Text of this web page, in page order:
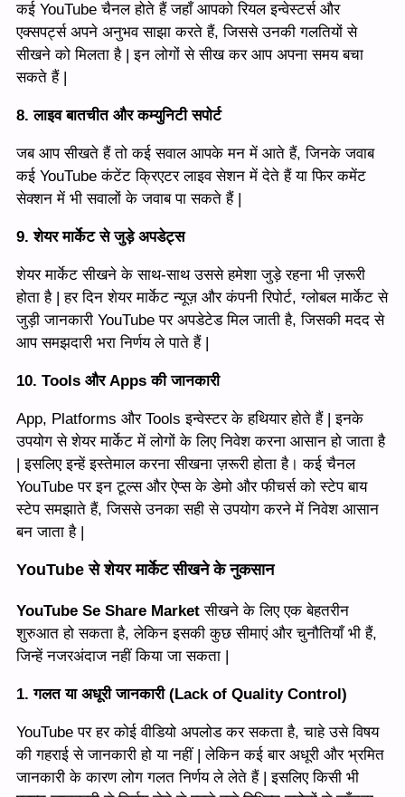
कई YouTube चैनल होते हैं जहाँ आपको रियल इन्वेस्टर्स और
एक्सपर्ट्स अपने अनुभव साझा करते हैं, जिससे उनकी गलतियों से
सीखने को मिलता है | इन लोगों से सीख कर आप अपना समय बचा
सकते हैं |
8. लाइव बातचीत और कम्युनिटी सपोर्ट
जब आप सीखते हैं तो कई सवाल आपके मन में आते हैं, जिनके जवाब
कई YouTube कंटेंट क्रिएटर लाइव सेशन में देते हैं या फिर कमेंट
सेक्शन में भी सवालों के जवाब पा सकते हैं |
9. शेयर मार्केट से जुड़े अपडेट्स
शेयर मार्केट सीखने के साथ-साथ उससे हमेशा जुड़े रहना भी ज़रूरी
होता है | हर दिन शेयर मार्केट न्यूज़ और कंपनी रिपोर्ट, ग्लोबल मार्केट से
जुड़ी जानकारी YouTube पर अपडेटेड मिल जाती है, जिसकी मदद से
आप समझदारी भरा निर्णय ले पाते हैं |
10. Tools और Apps की जानकारी
App, Platforms और Tools इन्वेस्टर के हथियार होते हैं | इनके
उपयोग से शेयर मार्केट में लोगों के लिए निवेश करना आसान हो जाता है
| इसलिए इन्हें इस्तेमाल करना सीखना ज़रूरी होता है। कई चैनल
YouTube पर इन टूल्स और ऐप्स के डेमो और फीचर्स को स्टेप बाय
स्टेप समझाते हैं, जिससे उनका सही से उपयोग करने में निवेश आसान
बन जाता है |
YouTube से शेयर मार्केट सीखने के नुकसान
YouTube Se Share Market सीखने के लिए एक बेहतरीन
शुरुआत हो सकता है, लेकिन इसकी कुछ सीमाएं और चुनौतियाँ भी हैं,
जिन्हें नजरअंदाज नहीं किया जा सकता |
1. गलत या अधूरी जानकारी (Lack of Quality Control)
YouTube पर हर कोई वीडियो अपलोड कर सकता है, चाहे उसे विषय
की गहराई से जानकारी हो या नहीं | लेकिन कई बार अधूरी और भ्रमित
जानकारी के कारण लोग गलत निर्णय ले लेते हैं | इसलिए किसी भी